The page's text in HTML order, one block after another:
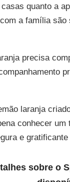
quanto a
a família
precisa
laranja
conhecer
e
sobre o